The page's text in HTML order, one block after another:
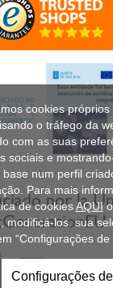
cookies
o tráfego da
com as suas
sociais e
num perfil
Para mais
de cookiesAQUI
modificá-los. sua
“Configurações de
Configurações